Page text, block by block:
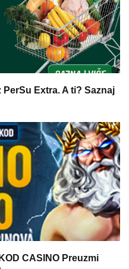
Extra. A ti? Saznaj
CASINO Preuzmi